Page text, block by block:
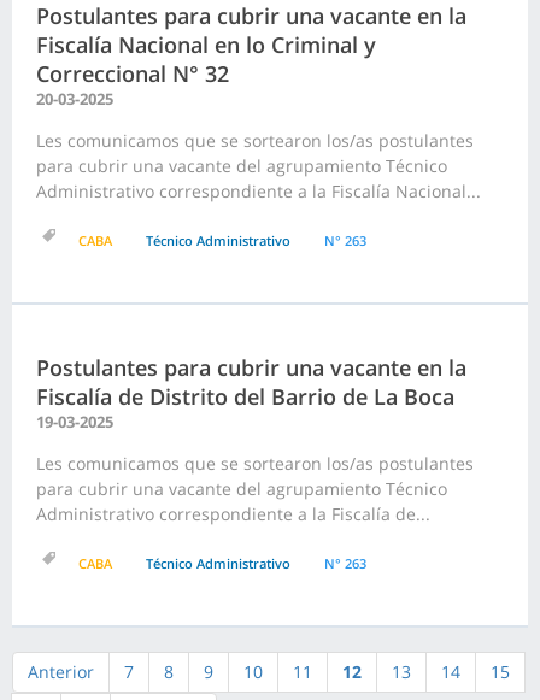
Postulantes para cubrir una vacante en la
Fiscalía Nacional en lo Criminal y
Correccional N° 32
20-03-2025
Les comunicamos que se sortearon los/as postulantes
para cubrir una vacante del agrupamiento Técnico
Administrativo correspondiente a la Fiscalía Nacional...
CABA Técnico Administrativo N° 263
Postulantes para cubrir una vacante en la
Fiscalía de Distrito del Barrio de La Boca
19-03-2025
Les comunicamos que se sortearon los/as postulantes
para cubrir una vacante del agrupamiento Técnico
Administrativo correspondiente a la Fiscalía de...
CABA Técnico Administrativo N° 263
Anterior 7 8 9 10 11 12 13 14 15